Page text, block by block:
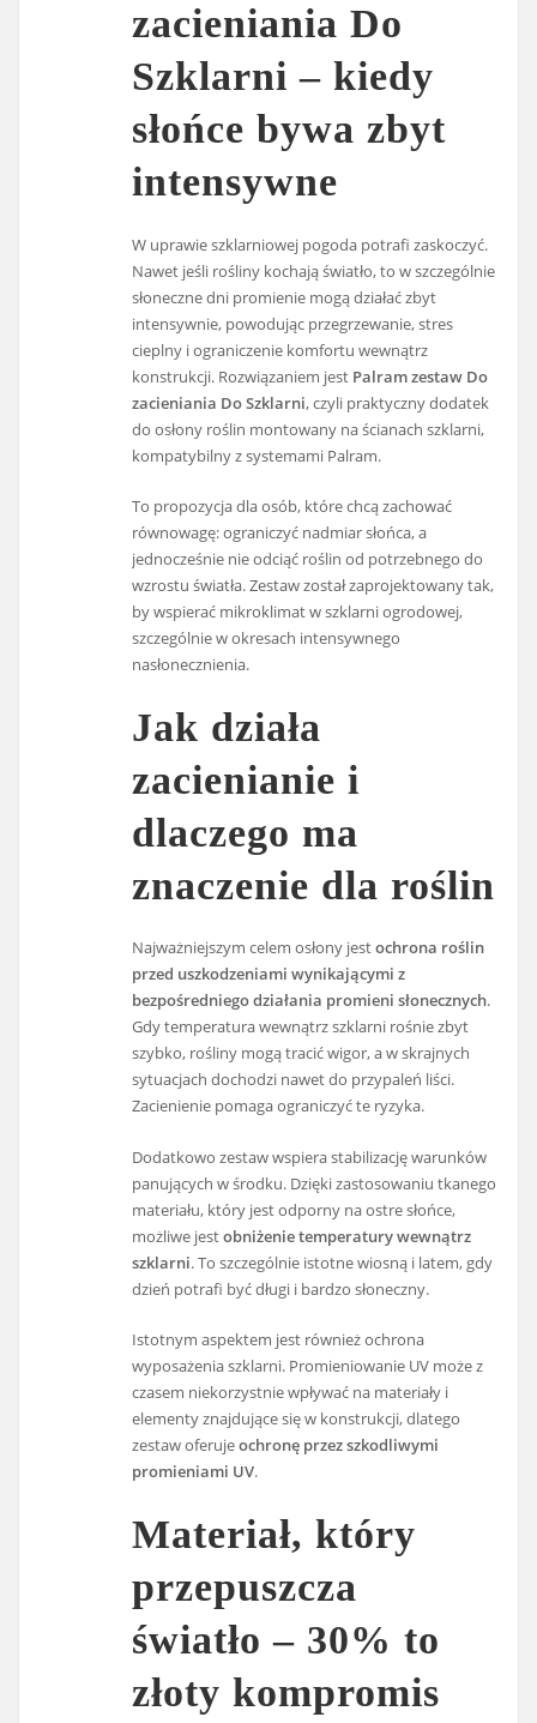
zacieniania Do
Szklarni – kiedy
słońce bywa zbyt
intensywne
W uprawie szklarniowej pogoda potrafi zaskoczyć.
Nawet jeśli rośliny kochają światło, to w szczególnie
słoneczne dni promienie mogą działać zbyt
intensywnie, powodując przegrzewanie, stres
cieplny i ograniczenie komfortu wewnątrz
konstrukcji. Rozwiązaniem jest Palram zestaw Do
zacieniania Do Szklarni, czyli praktyczny dodatek
do osłony roślin montowany na ścianach szklarni,
kompatybilny z systemami Palram.
To propozycja dla osób, które chcą zachować
równowagę: ograniczyć nadmiar słońca, a
jednocześnie nie odciąć roślin od potrzebnego do
wzrostu światła. Zestaw został zaprojektowany tak,
by wspierać mikroklimat w szklarni ogrodowej,
szczególnie w okresach intensywnego
nasłonecznienia.
Jak działa
zacienianie i
dlaczego ma
znaczenie dla roślin
Najważniejszym celem osłony jestochrona roślin
przed uszkodzeniami wynikającymi z
bezpośredniego działania promieni słonecznych.
Gdy temperatura wewnątrz szklarni rośnie zbyt
szybko, rośliny mogą tracić wigor, a w skrajnych
sytuacjach dochodzi nawet do przypaleń liści.
Zacienienie pomaga ograniczyć te ryzyka.
Dodatkowo zestaw wspiera stabilizację warunków
panujących w środku. Dzięki zastosowaniu tkanego
materiału, który jest odporny na ostre słońce,
możliwe jestobniżenie temperatury wewnątrz
szklarni. To szczególnie istotne wiosną i latem, gdy
dzień potrafi być długi i bardzo słoneczny.
Istotnym aspektem jest również ochrona
wyposażenia szklarni. Promieniowanie UV może z
czasem niekorzystnie wpływać na materiały i
elementy znajdujące się w konstrukcji, dlatego
zestaw oferujeochronę przez szkodliwymi
promieniami UV.
Materiał, który
przepuszcza
światło – 30% to
złoty kompromis